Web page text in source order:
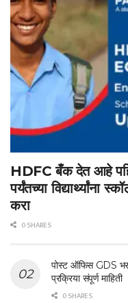
HDFC बँक देत आहे
पर्यंतच्या विद्यार्थ्यांना
करा
0 SHARES
पोस्ट ऑफिस GDS
प्रक्रिया संपूर्ण माहिती
0 SHARES